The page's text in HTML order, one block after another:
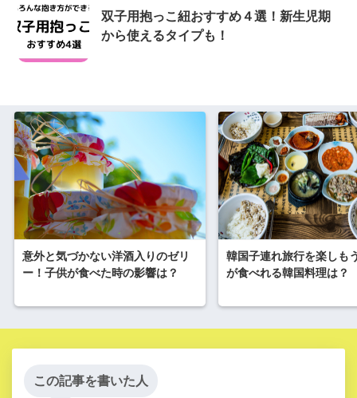
双子用抱っこ紐おすすめ４選！新生児期
から使えるタイプも！
意外と気づかない洋酒入りのゼリ
ー！子供が食べた時の影響は？
韓国子連れ旅行を楽しも
が食べれる韓国料理は？
この記事を書いた人